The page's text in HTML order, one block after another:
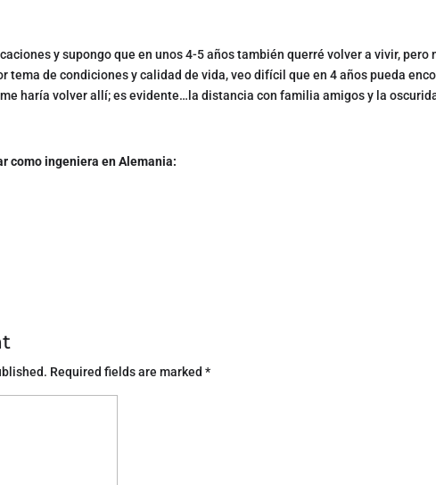
y supongo que en unos 4-5 años también querré volver a vivir, pero
tema de condiciones y calidad de vida, veo difícil que en 4 años pueda
haría volver allí; es evidente…la distancia con familia amigos y la
como ingeniera en Alemania:
Required fields are marked*